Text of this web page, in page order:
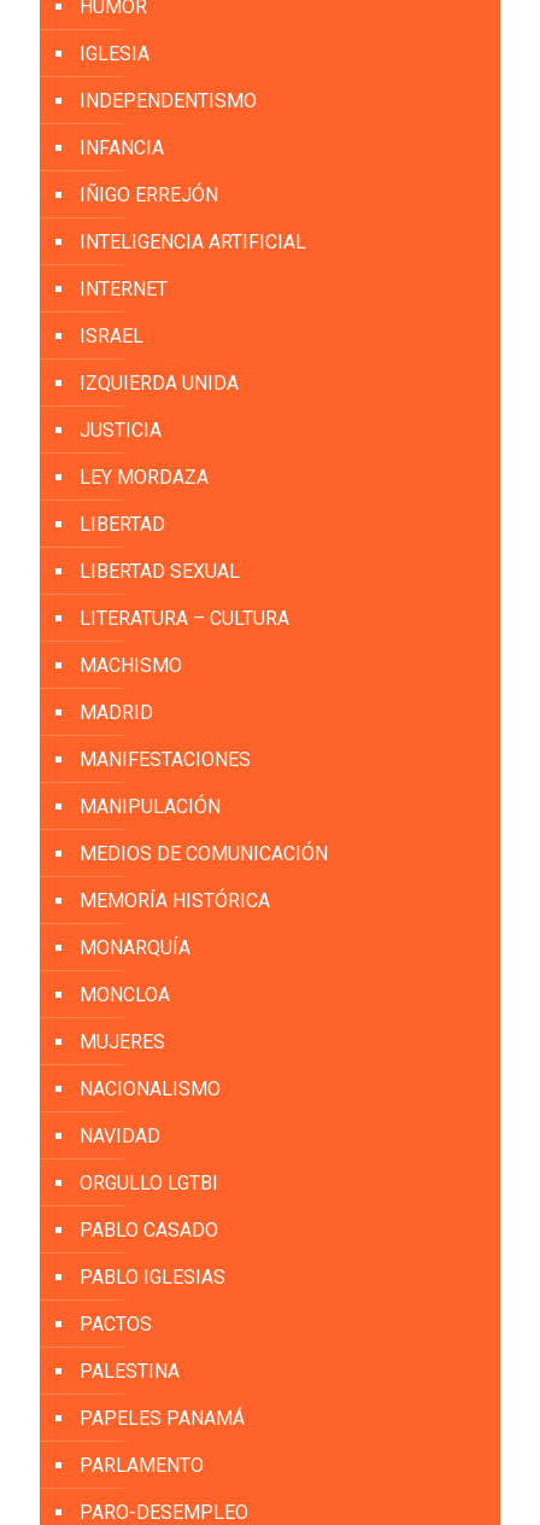
HUMOR
IGLESIA
INDEPENDENTISMO
INFANCIA
IÑIGO ERREJÓN
INTELIGENCIA ARTIFICIAL
INTERNET
ISRAEL
IZQUIERDA UNIDA
JUSTICIA
LEY MORDAZA
LIBERTAD
LIBERTAD SEXUAL
LITERATURA – CULTURA
MACHISMO
MADRID
MANIFESTACIONES
MANIPULACIÓN
MEDIOS DE COMUNICACIÓN
MEMORÍA HISTÓRICA
MONARQUÍA
MONCLOA
MUJERES
NACIONALISMO
NAVIDAD
ORGULLO LGTBI
PABLO CASADO
PABLO IGLESIAS
PACTOS
PALESTINA
PAPELES PANAMÁ
PARLAMENTO
PARO-DESEMPLEO